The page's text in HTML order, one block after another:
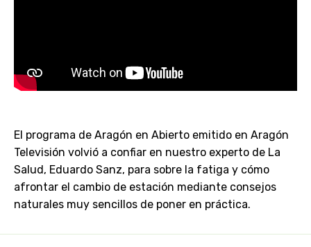
El programa de Aragón en Abierto emitido en Aragón
Televisión volvió a confiar en nuestro experto de La
Salud, Eduardo Sanz, para sobre la fatiga y cómo
afrontar el cambio de estación mediante consejos
naturales muy sencillos de poner en práctica.